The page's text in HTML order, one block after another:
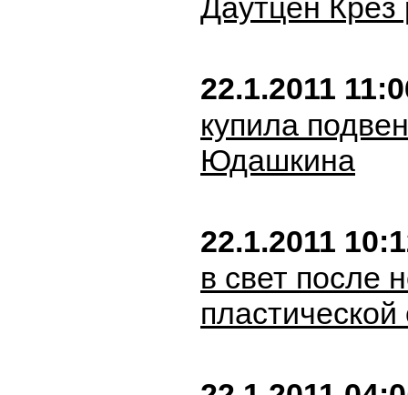
Даутцен
22.1.2011
купила
Юдашкина
22.1.2011
в свет после